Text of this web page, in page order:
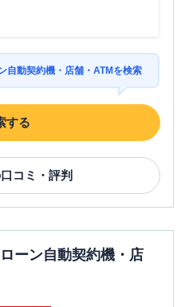
自動契約機・店舗・ATMを検索
する
コミ・評判
ーン自動契約機・店